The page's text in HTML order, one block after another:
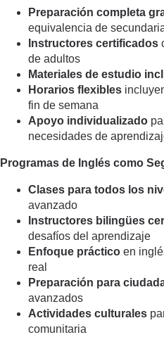
Preparación completa
equivalencia de
Instructores certificados
de adultos
Materiales de estudio
Horarios flexibles
fin de semana
Apoyo individualizado
necesidades de
Programas de Inglés como
Clases para todos los
avanzado
Instructores bilingües
desafíos del aprendizaje
Enfoque práctico en
real
Preparación para
avanzados
Actividades culturales
comunitaria